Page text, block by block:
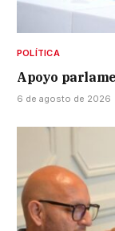
POLÍTICA
Apoyo
6 de agosto de 2026